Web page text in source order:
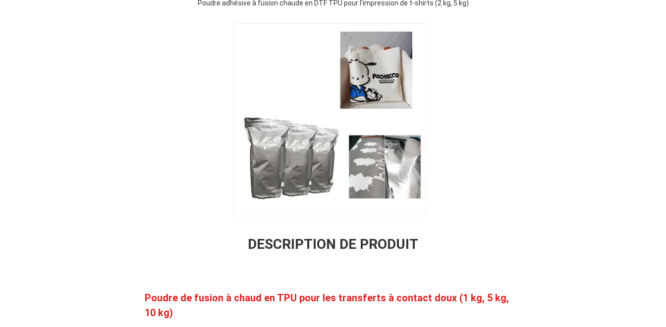
Poudre adhésive à fusion chaude en DTF TPU pour l'impression de t-shirts (2 kg, 5 kg)
DESCRIPTION DE PRODUIT
Poudre de fusion à chaud en TPU pour les transferts à contact doux (1 kg, 5 kg,
10 kg)